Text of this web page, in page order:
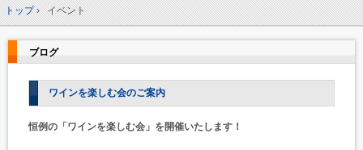
トップ› イベント
ブログ
ワインを楽しむ会のご案内
恒例の「ワインを楽しむ会」を開催いたします！